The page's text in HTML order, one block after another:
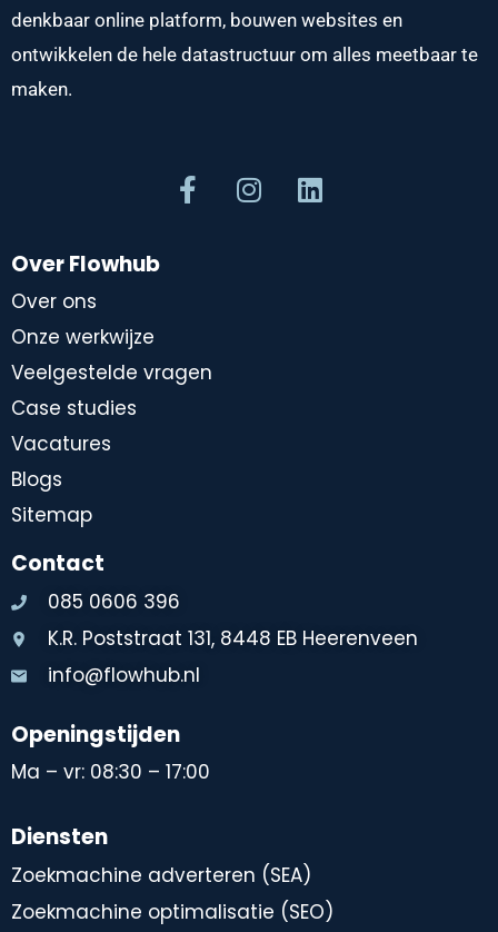
denkbaar online platform, bouwen websites en
ontwikkelen de hele datastructuur om alles meetbaar te
maken.
Over Flowhub
Over ons
Onze werkwijze
Veelgestelde vragen
Case studies
Vacatures
Blogs
Sitemap
Contact
085 0606 396
K.R. Poststraat 131, 8448 EB Heerenveen
info@flowhub.nl
Openingstijden
Ma – vr: 08:30 – 17:00
Diensten
Zoekmachine adverteren (SEA)
Zoekmachine optimalisatie (SEO)